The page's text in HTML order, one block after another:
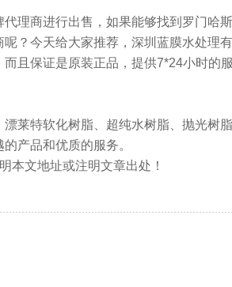
理商进行出售，如果能够找到罗门哈
？今天给大家推荐，深圳蓝膜水处理
且保证是原装正品，提供7*24小时的
莱特软化树脂、超纯水树脂、抛光树
产品和优质的服务。
本文地址或注明文章出处！